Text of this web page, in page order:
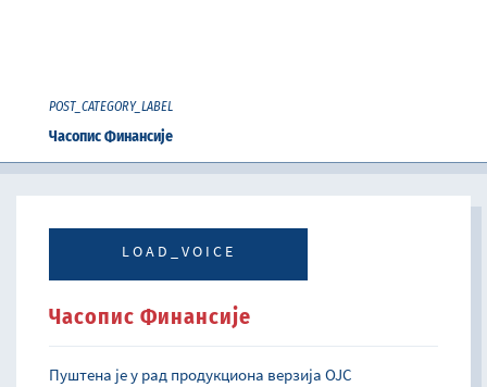
POST_CATEGORY_LABEL
Часопис Финансије
LOAD_VOICE
Часопис Финансије
Пуштена је у рад продукциона верзија ОЈС